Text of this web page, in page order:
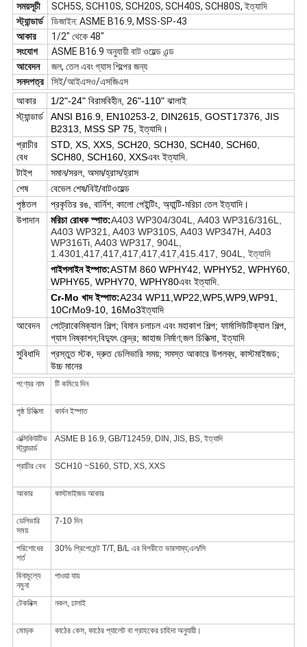
সময়সূচী
SCH5S, SCH10S, SCH20S, SCH40S, SCH80S, ইত্যাদি
স্ট্যান্ডার্ড
ডিজাইন: ASME B16.9, MSS-SP-43
আকার
1/2" থেকে 48"
সংযোগ
ASME B16.9 অনুযায়ী বাট ওয়েল্ড এন্ড
আবেদন
জল, তেল এবং গ্যাস শিল্পের জন্য
সনদপত্র
সিই/আইএসও/এসজিএস
আকার
1/2"-24" বিরামবিহীন, 26"-110" ঝালাই
স্ট্যান্ডার্ড
ANSI B16.9, EN10253-2, DIN2615, GOST17376, JIS
B2313, MSS SP 75, ইত্যাদি।
প্রাচীর
বেধ
STD, XS, XXS, SCH20, SCH30, SCH40, SCH60,
SCH80, SCH160, XXSএবং ইত্যাদি.
টাইপ
সমান/সরল, অসম/হ্রাস/হ্রাস
শেষ
বেভেল শেষ/বিই/বাটওয়েল্ড
পৃষ্ঠতল
প্রকৃতির রঙ, বার্নিশ, কালো পেইন্টিং, অ্যান্টি-মরিচা তেল ইত্যাদি।
উপাদান
মরিচা রোধক স্পাত:A403 WP304/304L, A403 WP316/316L,
A403 WP321, A403 WP310S, A403 WP347H, A403
WP316Ti, A403 WP317, 904L,
1.4301,417,417,417,417,417,415.417, 904L, ইত্যাদি
পাইপলাইন ইস্পাত:ASTM 860 WPHY42, WPHY52, WPHY60,
WPHY65, WPHY70, WPHY80এবং ইত্যাদি.
Cr-Mo খাদ ইস্পাত:A234 WP11,WP22,WP5,WP9,WP91,
10CrMo9-10, 16Mo3ইত্যাদি
আবেদন
পেট্রোকেমিক্যাল শিল্প; বিমান চলাচল এবং মহাকাশ শিল্প; ফার্মাসিউটিক্যাল শিল্প,
গ্যাস নিষ্কাশন;বিদ্যুৎ কেন্দ্র; জাহাজ নির্মাণ;জল চিকিত্সা, ইত্যাদি
সুবিধাদি
প্রস্তুত স্টক, দ্রুত ডেলিভারি সময়; সমস্ত আকারে উপলব্ধ, কাস্টমাইজড;
উচ্চ মানের
পণ্যের নাম টি কমিয়ে দিন
পৃষ্ঠ চিকিত্সা কার্বন ইস্পাত
এক্সিকিউটিভ
স্ট্যান্ডার্ড
ASME B 16.9, GB/T12459, DIN, JIS, BS, ইত্যাদি
প্রাচীর বেধ SCH10 ~S160, STD, XS, XXS
আকার কাস্টমাইজড আকার
ডেলিভারি
সময়
7-10 দিন
পরিশোধের
শর্ত
30% প্রিপেমেন্ট T/T, B/L এর বিপরীতে ভারসাম্য;এল/সি
বিনামূল্যে
নমুনা
পাওয়া যায়
টেকনিক্স নকল, ঢালাই
মোড়ক কাঠের কেস, কাঠের প্যালেট বা গ্রাহকের চাহিদা অনুযায়ী।